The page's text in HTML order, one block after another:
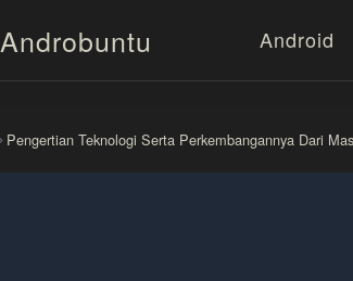
Androbuntu Android
Pengertian Teknologi Serta Perkembangannya Dari